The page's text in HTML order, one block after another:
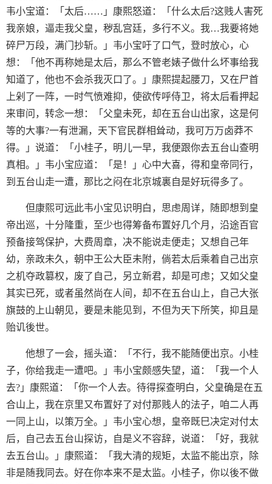
韦小宝道：「太后……」康熙怒道：「什么太后?这贱人害死
我亲娘，逼走我父皇，秽乱宫廷，多行不义。我…我要将她
碎尸万段，满门抄斩。」韦小宝吁了口气，登时放心，心
想：「他不再称她是太后，那么不管老婊子做什么坏事给我
知道了，他也不会杀我灭口了。」康熙提起腰刀，又在尸首
上剁了一阵，一时气愤难抑，使欲传呼侍卫，将太后看押起
来审问，转念一想：「父皇未死，却在五台山出家，这是何
等的大事?一有泄漏，天下官民群相耸动，我可万万卤莽不
得。」说道：「小桂子，明儿一早，我便跟你去五台山查明
真相。」韦小宝应道：「是！」心中大喜，得和皇帝同行，
到五台山走一遭，那比之闷在北京城裏自是好玩得多了。
但康熙可远此韦小宝见识明白，思虑周详，随即想到皇
帝出巡，十分隆重，至少也得筹备布置好几个月，沿途百官
预备接驾保护，大费周章，决不能说走便走；又想自己年
幼，亲政未久，朝中王公大臣未附，倘若太后乘着自己出京
之机夺政篡权，废了自己，另立新君，却是可虑；又如父皇
其实已死，或者虽然尚在人间，却不在五台山上，自己大张
旗鼓的上山朝见，要是未能见到，不但为天下所笑，抑且是
贻讥後世。
他想了一会，摇头道：「不行，我不能随便出京。小桂
子，你给我走一遭吧。」韦小宝颇感失望，道：「我一个人
去?」康熙道：「你一个人去。待得探查明白，父皇确是在五
合山上，我在京里又布置好了对付那贱人的法子，咱二人再
一同上山，以策万全。」韦小宝心想，皇帝既巳决定对付太
后，自己去五台山探访，自是义不容辞，说道：「好，我就
去五台山。」康熙道：「我大清的规矩，太监不能出京，除
非是随我同去。好在你本来不是太监。小桂子，你以後不做